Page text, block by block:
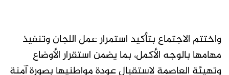
واختتم الاجتماع بتأكيد استمرار عمل اللجان وتنفيذ
مهامها بالوجه الأكمل، بما يضمن استقرار الأوضاع
وتهيئة العاصمة لاستقبال عودة مواطنيها بصورة آمنة